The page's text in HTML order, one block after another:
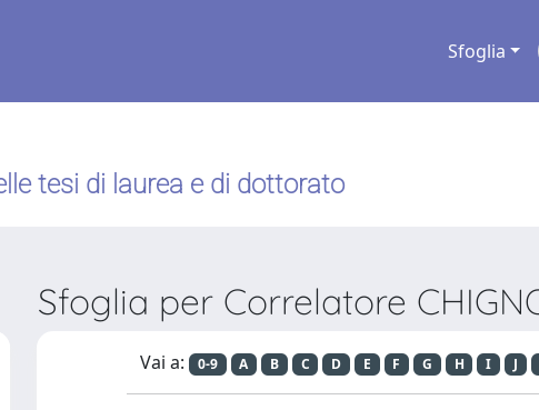
Sfoglia
tesi di laurea e di dottorato
Sfoglia per Correlatore
Vai a: 0-9 A B C D E F G H I J